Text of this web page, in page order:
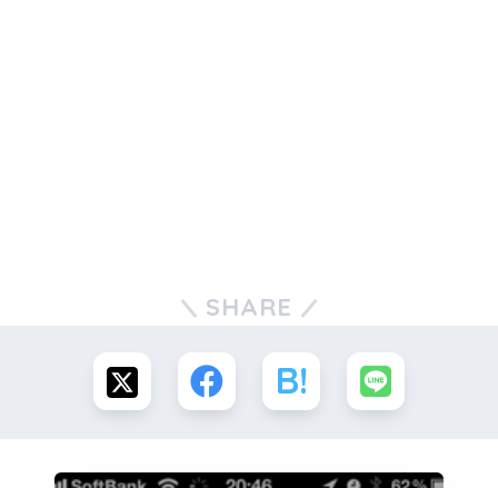
SHARE